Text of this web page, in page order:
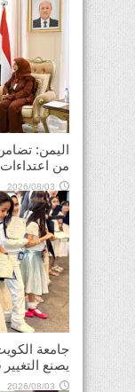
اليمن:
من اعتداءات
2026/08/03
جامعة
يصنع التغيير 2026»
2026/08/03